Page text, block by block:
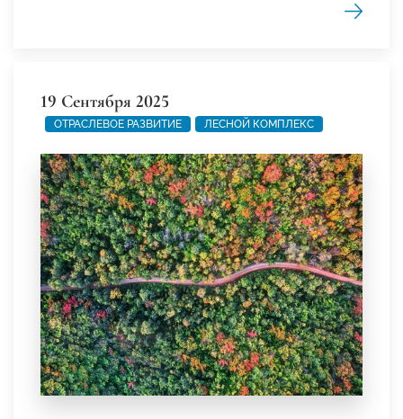
19 Сентября 2025
ОТРАСЛЕВОЕ РАЗВИТИЕ ЛЕСНОЙ КОМПЛЕКС